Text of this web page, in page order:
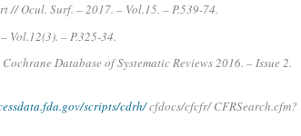
// Ocul. Surf. – 2017. – Vol.15. – P.539-74.
Vol.12(3). – P.325-34.
Database of Systematic Reviews 2016. – Issue 2.
scripts/cdrh/cfdocs/cfcfr/ CFRSearch.cfm?